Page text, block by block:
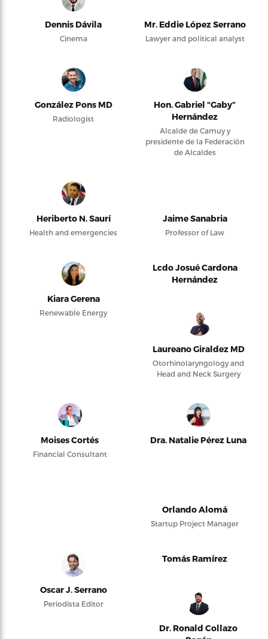
Dennis Dávila
Cinema
Mr. Eddie López Serrano
Lawyer and political analyst
González Pons MD
Radiologist
Hon. Gabriel “Gaby”
Hernández
Alcalde de Camuy y
presidente de la Federación
de Alcaldes
Heriberto N. Saurí
Health and emergencies
Jaime Sanabria
Professor of Law
Kiara Gerena
Renewable Energy
Lcdo Josué Cardona
Hernández
Laureano Giraldez MD
Otorhinolaryngology and
Head and Neck Surgery
Moises Cortés
Financial Consultant
Dra. Natalie Pérez Luna
Orlando Alomá
Startup Project Manager
Oscar J. Serrano
Periodista Editor
Tomás Ramírez
Dr. Ronald Collazo